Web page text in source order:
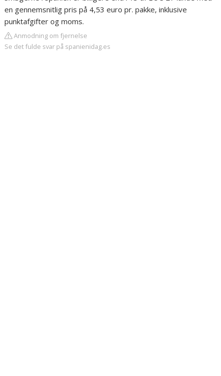
en gennemsnitlig pris på 4,53 euro pr. pakke, inklusive
punktafgifter og moms.
Anmodning om fjernelse
Se det fulde svar på spanienidag.es